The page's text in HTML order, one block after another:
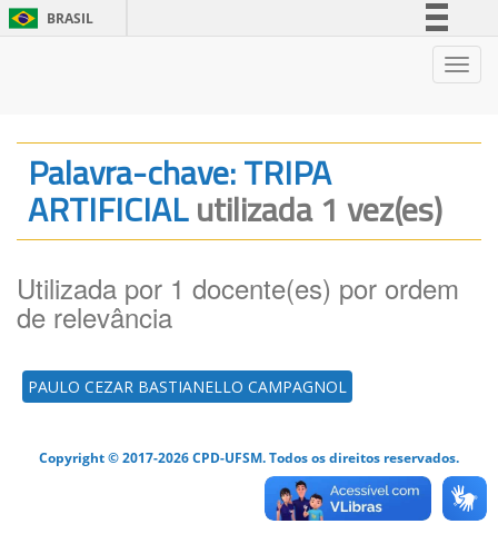
BRASIL
Legislação
Canais
Palavra-chave: TRIPA
ARTIFICIALutilizada 1 vez(es)
Utilizada por 1 docente(es) por ordem
de relevância
PAULO CEZAR BASTIANELLO CAMPAGNOL
Copyright © 2017-2026 CPD-UFSM. Todos os direitos reservados.